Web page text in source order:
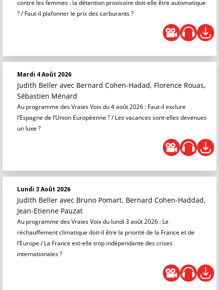
contre les femmes : la détention provisoire doit-elle être automatique
? / Faut-il plafonner le prix des carburants ?
Mardi 4 Août 2026
Judith Beller avec Bernard Cohen-Hadad, Florence Rouas,
Sébastien Ménard
Au programme des Vraies Voix du 4 août 2026 : Faut-il exclure
l’Espagne de l’Union Européenne ? / Les vacances sont-elles devenues
un luxe ?
Lundi 3 Août 2026
Judith Beller avec Bruno Pomart, Bernard Cohen-Haddad,
Jean-Etienne Pauzat
Au programme des Vraies Voix du lundi 3 août 2026 : Le
réchauffement climatique doit-il être la priorité de la France et de
l’Europe / La France est-elle trop indépendante des crises
internationales ?